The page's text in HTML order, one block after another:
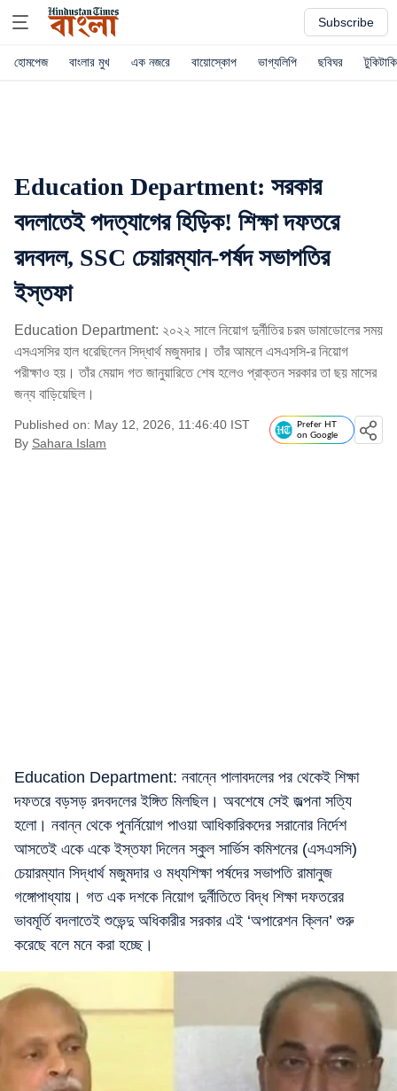
Subscribe
হোমপেজ বাংলার মুখ এক নজরে বায়োস্কোপ ভাগ্যলিপি ছবিঘর টুকিটাকি
Education Department: সরকার
বদলাতেই পদত্যাগের হিড়িক! শিক্ষা দফতরে
রদবদল, SSC চেয়ারম্যান-পর্ষদ সভাপতির
ইস্তফা
Education Department: ২০২২ সালে নিয়োগ দুর্নীতির চরম ডামাডোলের সময়
এসএসসির হাল ধরেছিলেন সিদ্ধার্থ মজুমদার। তাঁর আমলে এসএসসি-র নিয়োগ
পরীক্ষাও হয়। তাঁর মেয়াদ গত জানুয়ারিতে শেষ হলেও প্রাক্তন সরকার তা ছয় মাসের
জন্য বাড়িয়েছিল।
Published on: May 12, 2026, 11:46:40 IST
By Sahara Islam
Prefer HT
on Google
Education Department: নবান্নে পালাবদলের পর থেকেই শিক্ষা
দফতরে বড়সড় রদবদলের ইঙ্গিত মিলছিল। অবশেষে সেই জল্পনা সত্যি
হলো। নবান্ন থেকে পুনর্নিয়োগ পাওয়া আধিকারিকদের সরানোর নির্দেশ
আসতেই একে একে ইস্তফা দিলেন স্কুল সার্ভিস কমিশনের (এসএসসি)
চেয়ারম্যান সিদ্ধার্থ মজুমদার ও মধ্যশিক্ষা পর্ষদের সভাপতি রামানুজ
গঙ্গোপাধ্যায়। গত এক দশকে নিয়োগ দুর্নীতিতে বিদ্ধ শিক্ষা দফতরের
ভাবমূর্তি বদলাতেই শুভেন্দু অধিকারীর সরকার এই ‘অপারেশন ক্লিন’ শুরু
করেছে বলে মনে করা হচ্ছে।